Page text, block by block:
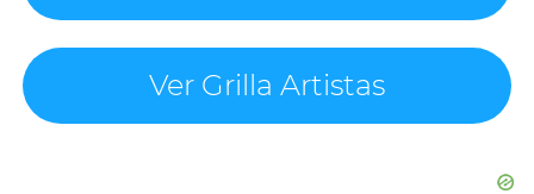
Ver Grilla Artistas